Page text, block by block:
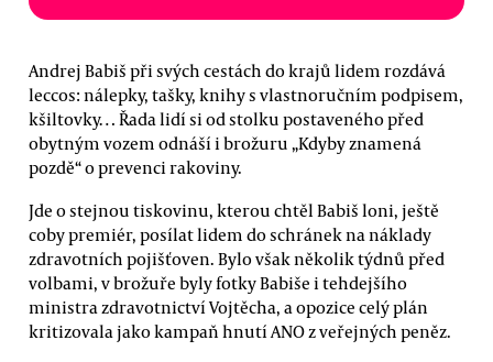
Andrej Babiš při svých cestách do krajů lidem rozdává
leccos: nálepky, tašky, knihy s vlastnoručním podpisem,
kšiltovky… Řada lidí si od stolku postaveného před
obytným vozem odnáší i brožuru „Kdyby znamená
pozdě“ o prevenci rakoviny.
Jde o stejnou tiskovinu, kterou chtěl Babiš loni, ještě
coby premiér, posílat lidem do schránek na náklady
zdravotních pojišťoven. Bylo však několik týdnů před
volbami, v brožuře byly fotky Babiše i tehdejšího
ministra zdravotnictví Vojtěcha, a opozice celý plán
kritizovala jako kampaň hnutí ANO z veřejných peněz.